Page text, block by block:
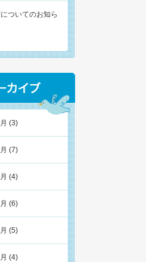
ついてのお知ら
(3)
(7)
(4)
(6)
(5)
(4)